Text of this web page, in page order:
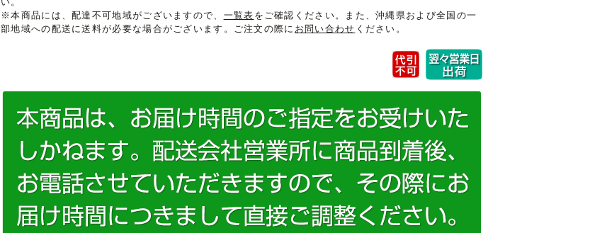
※本商品には、配達不可地域がございますので、 一覧表 をご確認ください。また、沖縄県および全国の一
部地域への配送に送料が必要な場合がございます。ご注文の際に お問い合わせ ください。